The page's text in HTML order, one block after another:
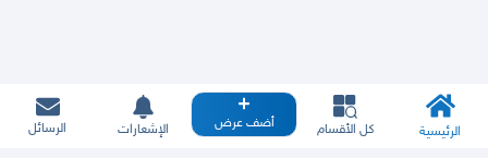
الرئيسية كل الأقسام أضف عرض الإشعارات الرسائل